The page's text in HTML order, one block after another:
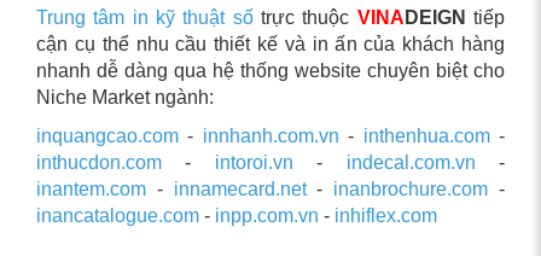
Trung tâm in kỹ thuật sốtrực thuộc VINA DEIGN tiếp
cận cụ thể nhu cầu thiết kế và in ấn của khách hàng
nhanh dễ dàng qua hệ thống website chuyên biệt cho
Niche Market ngành:
inquangcao.com - innhanh.com.vn - inthenhua.com-
inthucdon.com - intoroi.vn - indecal.com.vn -
inantem.com - innamecard.net- inanbrochure.com -
inancatalogue.com - inpp.com.vn - inhiflex.com